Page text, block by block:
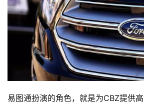
易图通扮演的角色，就是为CBZ提供高